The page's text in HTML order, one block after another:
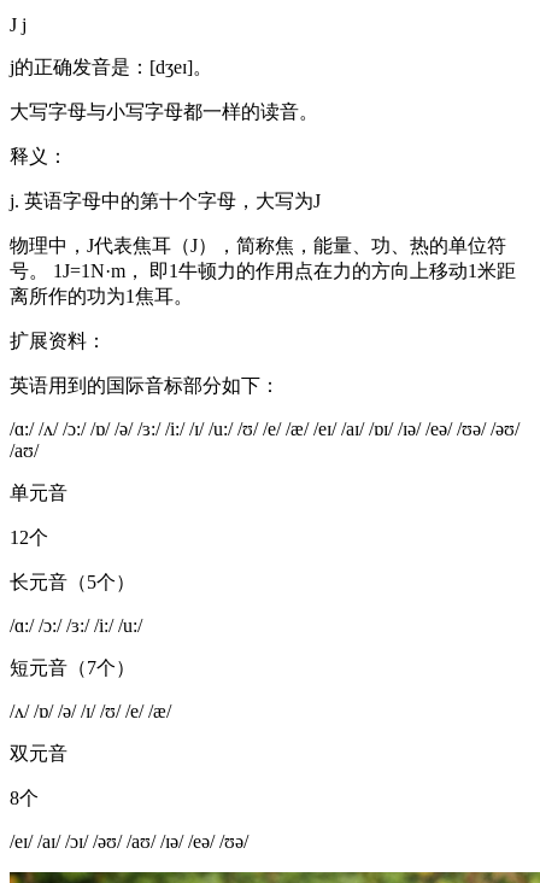
J j
j的正确发音是：[dʒeɪ]。
大写字母与小写字母都一样的读音。
释义：
j. 英语字母中的第十个字母，大写为J
物理中，J代表焦耳（J），简称焦，能量、功、热的单位符
号。 1J=1N·m， 即1牛顿力的作用点在力的方向上移动1米距
离所作的功为1焦耳。
扩展资料：
英语用到的国际音标部分如下：
/ɑ:/ /ʌ/ /ɔ:/ /ɒ/ /ə/ /ɜ:/ /i:/ /ɪ/ /u:/ /ʊ/ /e/ /æ/ /eɪ/ /aɪ/ /ɒɪ/ /ɪə/ /eə/ /ʊə/ /əʊ/
/aʊ/
单元音
12个
长元音（5个）
/ɑ:/ /ɔ:/ /ɜ:/ /i:/ /u:/
短元音（7个）
/ʌ/ /ɒ/ /ə/ /ɪ/ /ʊ/ /e/ /æ/
双元音
8个
/eɪ/ /aɪ/ /ɔɪ/ /əʊ/ /aʊ/ /ɪə/ /eə/ /ʊə/